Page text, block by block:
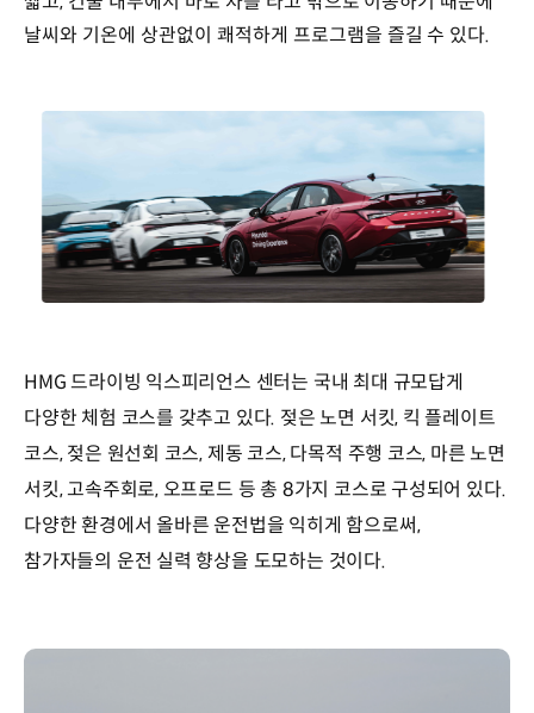
날씨와 기온에 상관없이 쾌적하게 프로그램을 즐길 수 있다.
HMG 드라이빙 익스피리언스 센터는 국내 최대 규모답게
다양한 체험 코스를 갖추고 있다. 젖은 노면 서킷, 킥 플레이트
코스, 젖은 원선회 코스, 제동 코스, 다목적 주행 코스, 마른 노면
서킷, 고속주회로, 오프로드 등 총 8가지 코스로 구성되어 있다.
다양한 환경에서 올바른 운전법을 익히게 함으로써,
참가자들의 운전 실력 향상을 도모하는 것이다.